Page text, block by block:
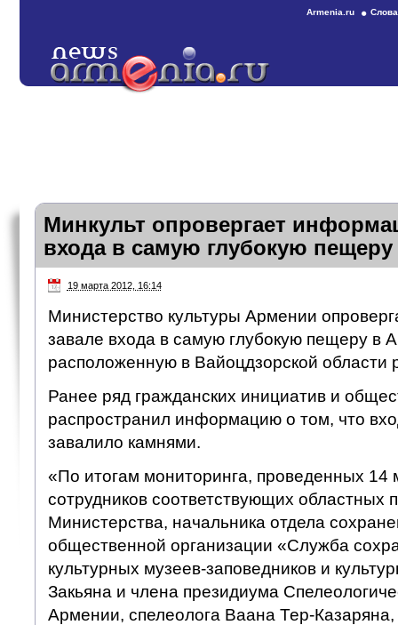
Armenia.ru
Минкульт опровергает
входа в самую глубокую
19 марта 2012, 16:14
Министерство культуры Армении
завале входа в самую глубокую пещеру в
расположенную в Вайоцдзорской области
Ранее ряд гражданских инициатив и
распространил информацию о том, что
завалило камнями.
«По итогам мониторинга, проведенных 14
сотрудников соответствующих областных
Министерства, начальника отдела
общественной организации «Служба
культурных музеев-заповедников и
Закьяна и члена президиума
Армении, спелеолога Ваана Тер-